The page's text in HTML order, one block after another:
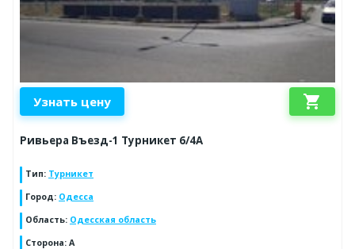
Узнать цену shopping_cart
Ривьера Въезд-1 Турникет 6/4А
Тип: Турникет
Город: Одесса
Область: Одесская область
Сторона: A